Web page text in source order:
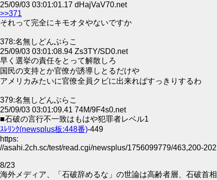
25/09/03 03:01:01.17 dHajVaV70.net
>>371
それって完全にキモオタやないですか
378:名無しどんぶらこ
25/09/03 03:01:08.94 Zs3TY/SD0.net
早く選挙の責任をとって解散しろ
国民の支持とか官僚が誘導しとるだけや
アメリカみたいに官僚全員クビに出来ればすっきりするわ
379:名無しどんぶらこ
25/09/03 03:01:09.41 74M/9F4s0.net
■石破の言行不一致はもはや犯罪者レベル1
ｽﾚﾘﾝｸ(newsplus板:448番)-449
https:
//asahi.2ch.sc/test/read.cgi/newsplus/1756099779/463,200-202
8/23
海外メディア、「石破辞めるな」の世論は高齢者層、石破首相